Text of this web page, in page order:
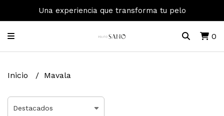
Una experiencia que transforma tu pelo
0
Inicio Mavala